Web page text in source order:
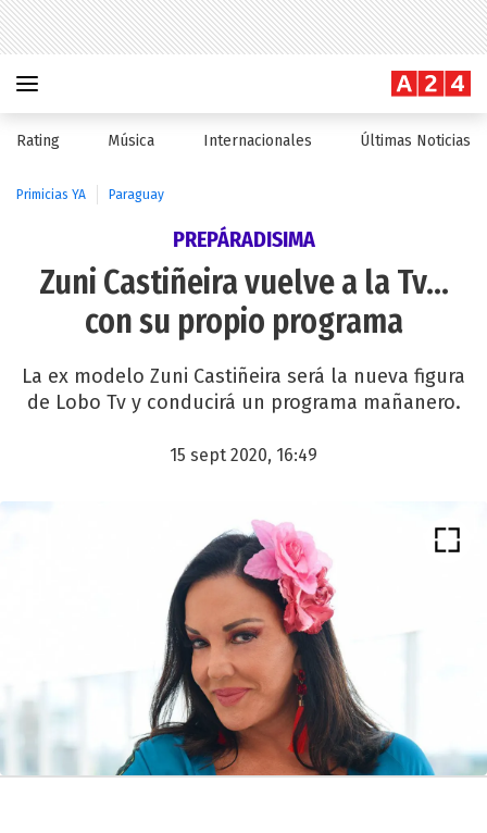
Rating Música Internacionales Últimas Noticias
Primicias YA Paraguay
PREPÁRADISIMA
Zuni Castiñeira vuelve a la Tv...
con su propio programa
La ex modelo Zuni Castiñeira será la nueva figura
de Lobo Tv y conducirá un programa mañanero.
15 sept 2020, 16:49